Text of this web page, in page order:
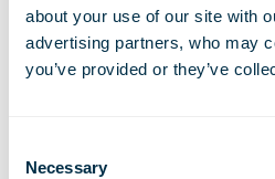
about your use of our site with
advertising partners, who may
you’ve provided or they’ve
Necessary